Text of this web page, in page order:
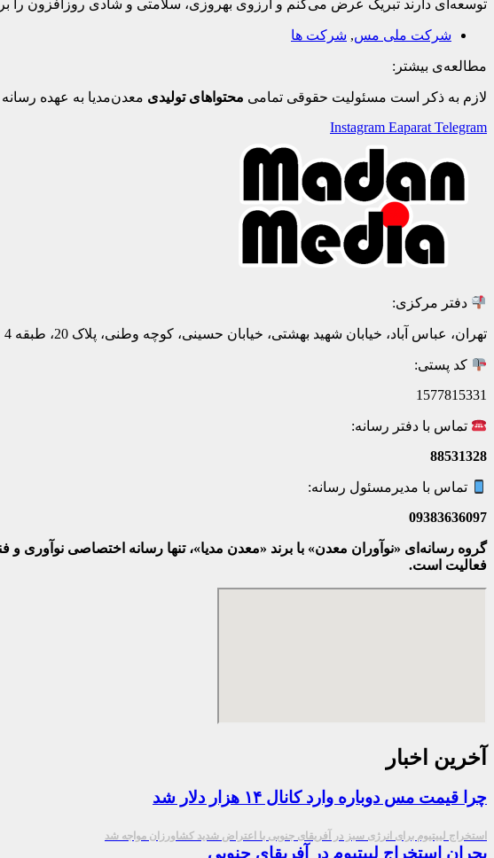
توسعه‌ای دارند تبریک عرض می‌کنم و آرزوی بهروزی، سلامتی و شادی روزافزون را
شرکت ملی مس, شرکت ها
مطالعه‌ی بیشتر:
لازم به ذکر است مسئولیت حقوقی تمامی محتواهای تولیدی معدن‌مدیا به عهده رسانه
Instagram Eaparat Telegram
دفتر مرکزی:
تهران، عباس آباد، خیابان شهید بهشتی، خیابان حسینی، کوچه وطنی، پلاک 20، طبقه 4
کد پستی:
1577815331
تماس با دفتر رسانه:
88531328
تماس با مدیرمسئول رسانه:
09383636097
گروه رسانه‌ای «نوآوران معدن» با برند «معدن مدیا»، تنها رسانه اختصاصی
فعالیت است.
آخرین اخبار
چرا قیمت مس دوباره وارد کانال ۱۴ هزار دلار شد
استخراج لییتیوم برای انرژی سبز در آفریقای جنوبی با اعتراض شدید کشاورزان مواجه شد
بحران استخراج لییتیوم در آفریقای جنوبی